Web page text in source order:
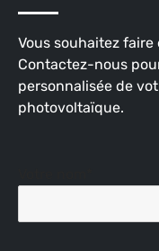
Vous souhaitez
Contactez-nous
personnalisée de
photovoltaïque.